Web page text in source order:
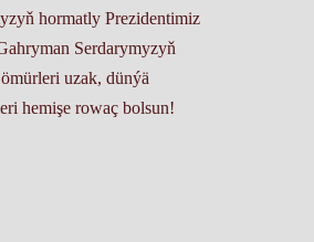
hormatly Prezidentimiz
Serdarymyzyň
uzak, dünýä
hemişe rowaç bolsun!